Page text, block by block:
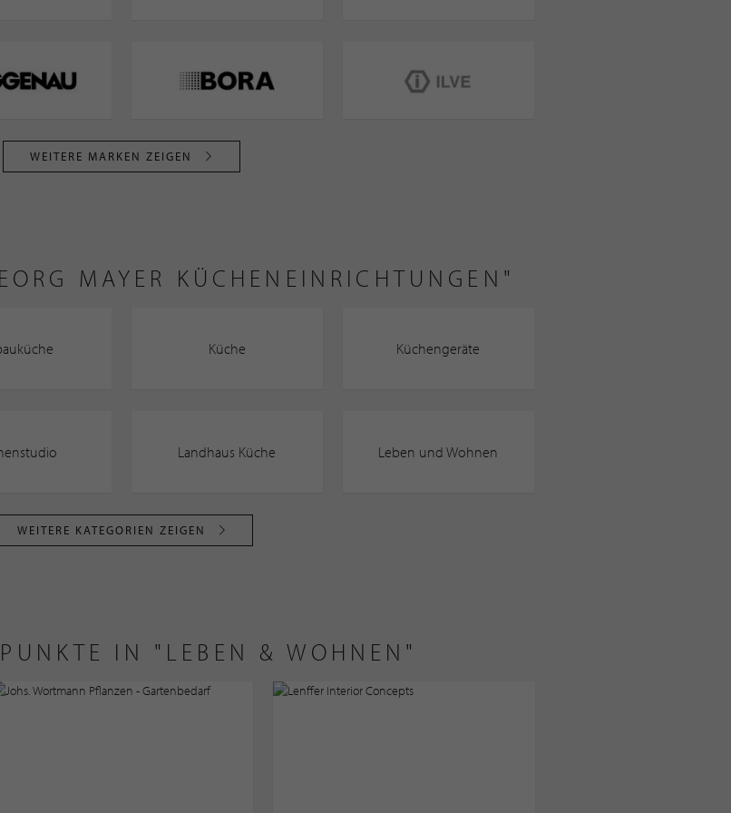
WEITERE MARKEN ZEIGEN
MAYER KÜCHENEINRICHTUNGEN"
Küche Küchengeräte
Landhaus Küche Leben und Wohnen
WEITERE KATEGORIEN ZEIGEN
IN "LEBEN & WOHNEN"